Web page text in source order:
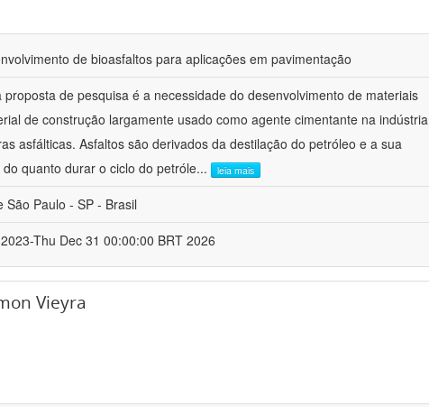
de bioasfaltos para aplicações em pavimentação
de pesquisa é a necessidade do desenvolvimento de materiais
de construção largamente usado como agente cimentante na indústria
asfálticas. Asfaltos são derivados da destilação do petróleo e a sua
quanto durar o ciclo do petróle... leia mais
São Paulo - SP - Brasil
Thu Dec 31 00:00:00 BRT 2026
Vieyra